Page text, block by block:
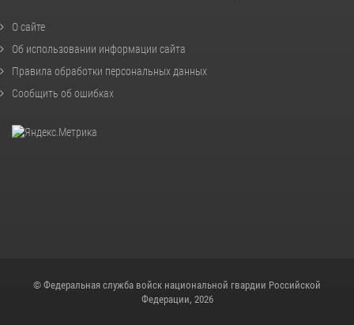
О сайте
Об использовании информации сайта
Правила обработки персональных данных
Сообщить об ошибках
© Федеральная служба войск национальной гвардии Российской
Федерации, 2026